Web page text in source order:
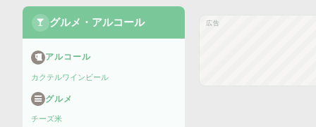
グルメ・アルコール
アルコール
カクテルワイン ビール
グルメ
チーズ米
広告